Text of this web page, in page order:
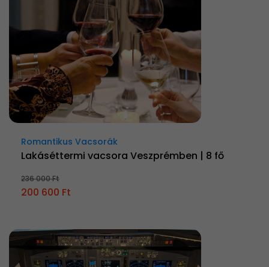
Romantikus Vacsorák
Lakáséttermi vacsora Veszprémben | 8 fő
236 000 Ft
200 600 Ft